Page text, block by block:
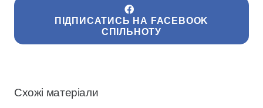
ПІДПИСАТИСЬ НА FACEBOOK
СПІЛЬНОТУ
Схожі матеріали